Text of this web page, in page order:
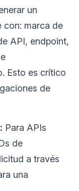
un
con: marca de
API, endpoint,
Esto es crítico
de
Para APIs
de
a través
una